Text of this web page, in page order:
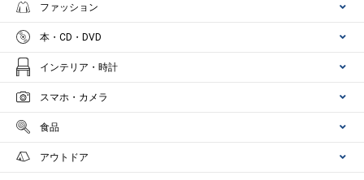
ファッション
本・CD・DVD
インテリア・時計
スマホ・カメラ
食品
アウトドア